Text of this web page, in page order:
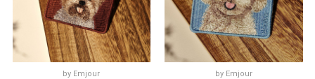
by Emjour by Emjour